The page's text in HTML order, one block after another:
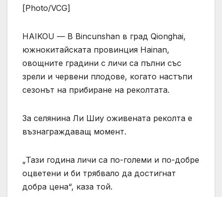
[Photo/VCG]
HAIKOU — В Bincunshan в град Qionghai,
южнокитайската провинция Hainan,
овощните градини с личи са пълни със
зрели и червени плодове, когато настъпи
сезонът на прибиране на реколтата.
За селянина Ли Шиу оживената реколта е
възнаграждаващ момент.
„Тази година личи са по-големи и по-добре
оцветени и би трябвало да достигнат
добра цена“, каза той.